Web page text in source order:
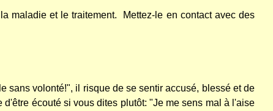
maladie et le traitement.
Mettez-le en contact avec des
sans volonté!", il risque de se sentir accusé, blessé et de
écouté si vous dites plutôt: "Je me sens mal à l'aise